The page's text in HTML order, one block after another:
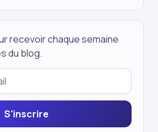
recevoir chaque semaine
du blog.
S'inscrire